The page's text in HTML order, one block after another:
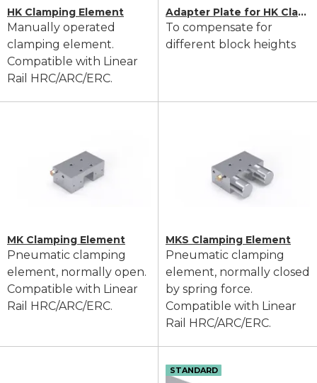
HK Clamping Element
Manually operated
clamping element.
Compatible with Linear
Rail HRC/ARC/ERC.
Adapter Plate for HK Clamping Element
To compensate for
different block heights
MK Clamping Element
Pneumatic clamping
element, normally open.
Compatible with Linear
Rail HRC/ARC/ERC.
MKS Clamping Element
Pneumatic clamping
element, normally closed
by spring force.
Compatible with Linear
Rail HRC/ARC/ERC.
STANDARD